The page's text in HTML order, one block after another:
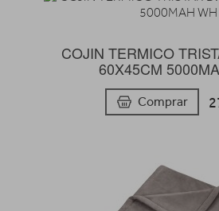
COJIN TERMICO
60X45CM
Comprar